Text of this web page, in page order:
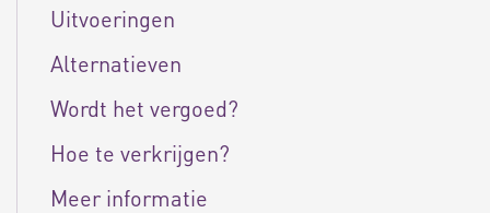
Uitvoeringen
Alternatieven
Wordt het vergoed?
Hoe te verkrijgen?
Meer informatie